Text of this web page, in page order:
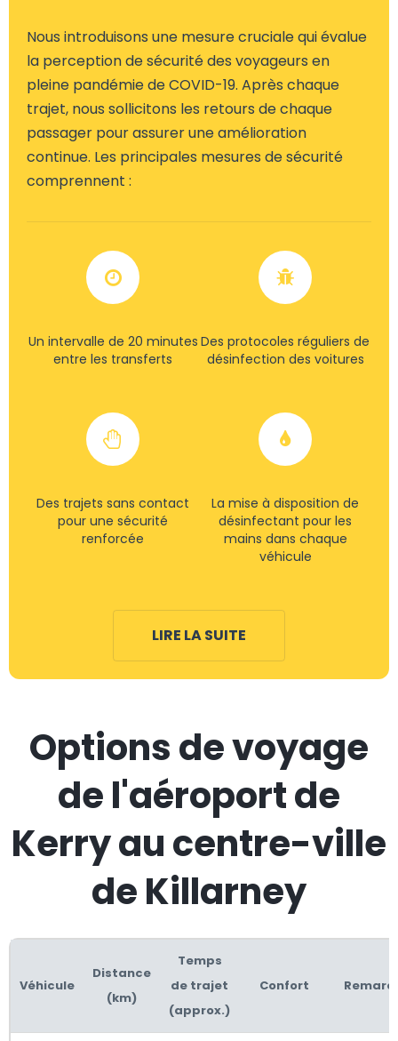
Nous introduisons une mesure cruciale qui évalue
la perception de sécurité des voyageurs en
pleine pandémie de COVID-19. Après chaque
trajet, nous sollicitons les retours de chaque
passager pour assurer une amélioration
continue. Les principales mesures de sécurité
comprennent :
Un intervalle de 20 minutes
entre les transferts
Des protocoles réguliers de
désinfection des voitures
Des trajets sans contact
pour une sécurité
renforcée
La mise à disposition de
désinfectant pour les
mains dans chaque
véhicule
LIRE LA SUITE
Options de voyage
de l'aéroport de
Kerry au centre-ville
de Killarney
Véhicule
Distance
(km)
Temps
de trajet
(approx.)
Confort